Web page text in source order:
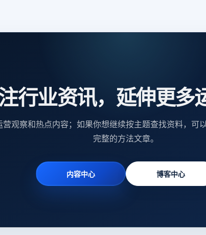
行业资讯，延伸更多
观察和热点内容；如果你想继续按主题查找资料，可
完整的方法文章。
内容中心 博客中心